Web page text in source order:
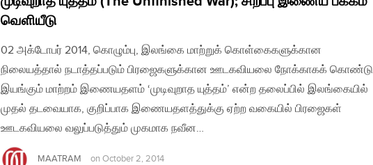
வௌியீடு
02 அக்டோபர் 2014, கொழும்பு, இலங்கை மாற்றுக் கொள்கைகளுக்கான
நிலையத்தால் நடாத்தப்படும் பிரஜைகளுக்கான ஊடகவியலை நோக்காகக் கொண்டு
இயங்கும் மாற்றம் இணையதளம் ‘முடிவுறாத யுத்தம்’ என்ற தலைப்பில் இலங்கையில்
முதல் தடவையாக, குறிப்பாக இணையதளத்துக்கு ஏற்ற வகையில் பிரஜைகள்
ஊடகவியலை வலுப்படுத்தும் முகமாக நவீன…
MAATRAM on October 2, 2014